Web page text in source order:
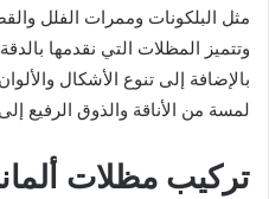
مثل البلكونات وممرات الفلل
وتتميز المظلات التي نقدمها
بالإضافة إلى تنوع الأشكال
لمسة من الأناقة والذوق الرفيع
تركيب مظلات